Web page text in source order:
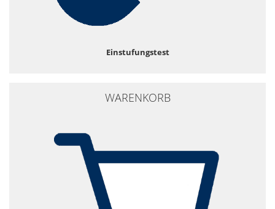
Einstufungstest
WARENKORB